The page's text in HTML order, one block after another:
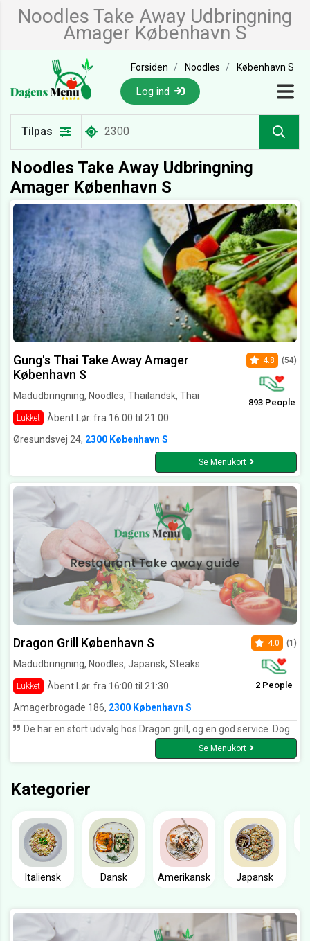
Noodles Take Away Udbringning
Amager København S
Forsiden Noodles København S
Log ind
Tilpas
Noodles Take Away Udbringning
Amager København S
Gung's Thai Take Away Amager
København S
Madudbringning, Noodles, Thailandsk, Thai
Lukket Åbent Lør. fra 16:00 til 21:00
4.8 (54)
893 People
Øresundsvej 24, 2300 København S
Se Menukort
Dragon Grill København S
Madudbringning, Noodles, Japansk, Steaks
Lukket Åbent Lør. fra 16:00 til 21:30
4.0 (1)
2 People
Amagerbrogade 186, 2300 København S
De har en stort udvalg hos Dragon grill, og en god service. Dog syntes jeg, at deres udvalg er lige lidt for omfattende - det kan være svært at bestemme sig Deres sushi er rigtig god og jeg har sjældent set så velorganiseret grillbar og så hårdarbejde personale, som hos Dragon grill
Se Menukort
Kategorier
Italiensk Dansk Amerikansk Japansk